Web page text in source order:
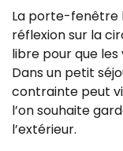
La porte-fenêtre
réflexion sur la
libre pour que
Dans un petit
contrainte peut
l’on souhaite
l’extérieur.